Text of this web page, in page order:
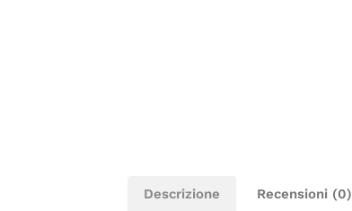
Descrizione Recensioni (0)